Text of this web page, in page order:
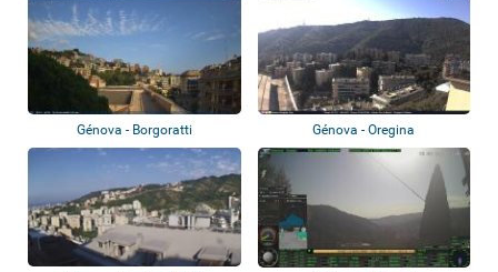
Génova - Borgoratti Génova - Oregina